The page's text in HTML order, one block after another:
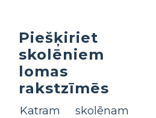
Piešķiriet
skolēniem
lomas
rakstzīmēs
Katram skolēnam